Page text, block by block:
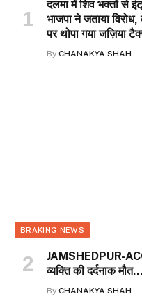
दलमा में शिव भक्तों से
भाजपा ने जताया
पर थोपा गया जज़िया
By CHANAKYA SHAH
BRAKING NEWS
JAMSHEDPUR-
व्यक्ति की दर्दनाक
By CHANAKYA SHAH